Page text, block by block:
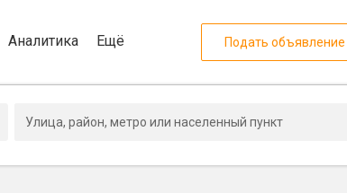
Аналитика Ещё Подать объявление